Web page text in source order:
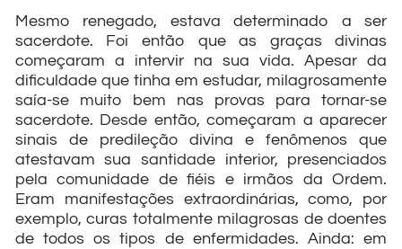
Mesmo renegado, estava determinado a ser
sacerdote. Foi então que as graças divinas
começaram a intervir na sua vida. Apesar da
dificuldade que tinha em estudar, milagrosamente
saía-se muito bem nas provas para tornar-se
sacerdote. Desde então, começaram a aparecer
sinais de predileção divina e fenômenos que
atestavam sua santidade interior, presenciados
pela comunidade de fiéis e irmãos da Ordem.
Eram manifestações extraordinárias, como, por
exemplo, curas totalmente milagrosas de doentes
de todos os tipos de enfermidades. Ainda: em